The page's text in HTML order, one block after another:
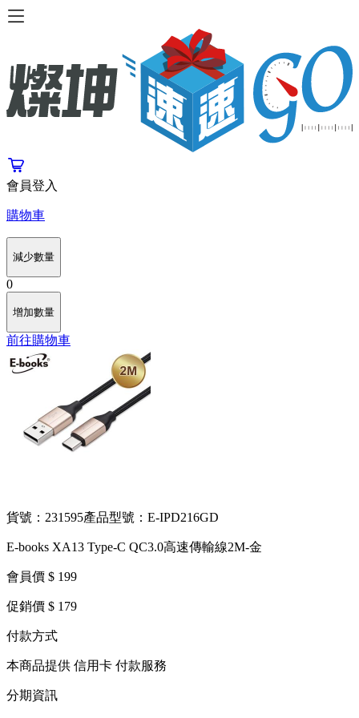
會員登入
購物車
減少數量
0
增加數量
前往購物車
貨號：231595產品型號：E-IPD216GD
E-books XA13 Type-C QC3.0高速傳輸線2M-金
會員價 $ 199
促銷價 $ 179
付款方式
本商品提供 信用卡 付款服務
分期資訊